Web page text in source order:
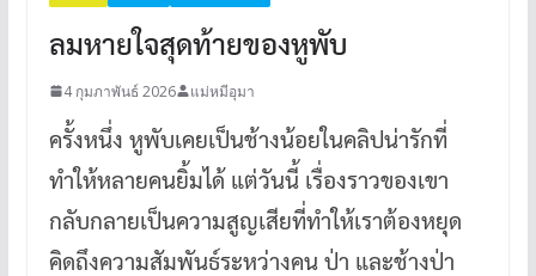
ลมหายใจสุดท้ายของหูพับ
4 กุมภาพันธ์ 2026 แม่หมีอุมา
ครั้งหนึ่ง หูพับเคยเป็นช้างน้อยในคลิปน่ารักที่
ทำให้หลายคนยิ้มได้ แต่วันนี้ เรื่องราวของเขา
กลับกลายเป็นความสูญเสียที่ทำให้เราต้องหยุด
คิดถึงความสัมพันธ์ระหว่างคน ป่า และช้างป่า